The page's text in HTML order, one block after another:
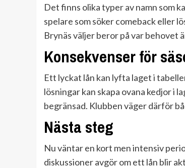
Det finns olika typer av namn som
spelare som söker comeback eller
Brynäs väljer beror på var
Konsekvenser för
Ett lyckat lån kan lyfta laget i
lösningar kan skapa ovana kedjor i
begränsad. Klubben väger därför
Nästa steg
Nu väntar en kort men intensiv
diskussioner avgör om ett lån blir